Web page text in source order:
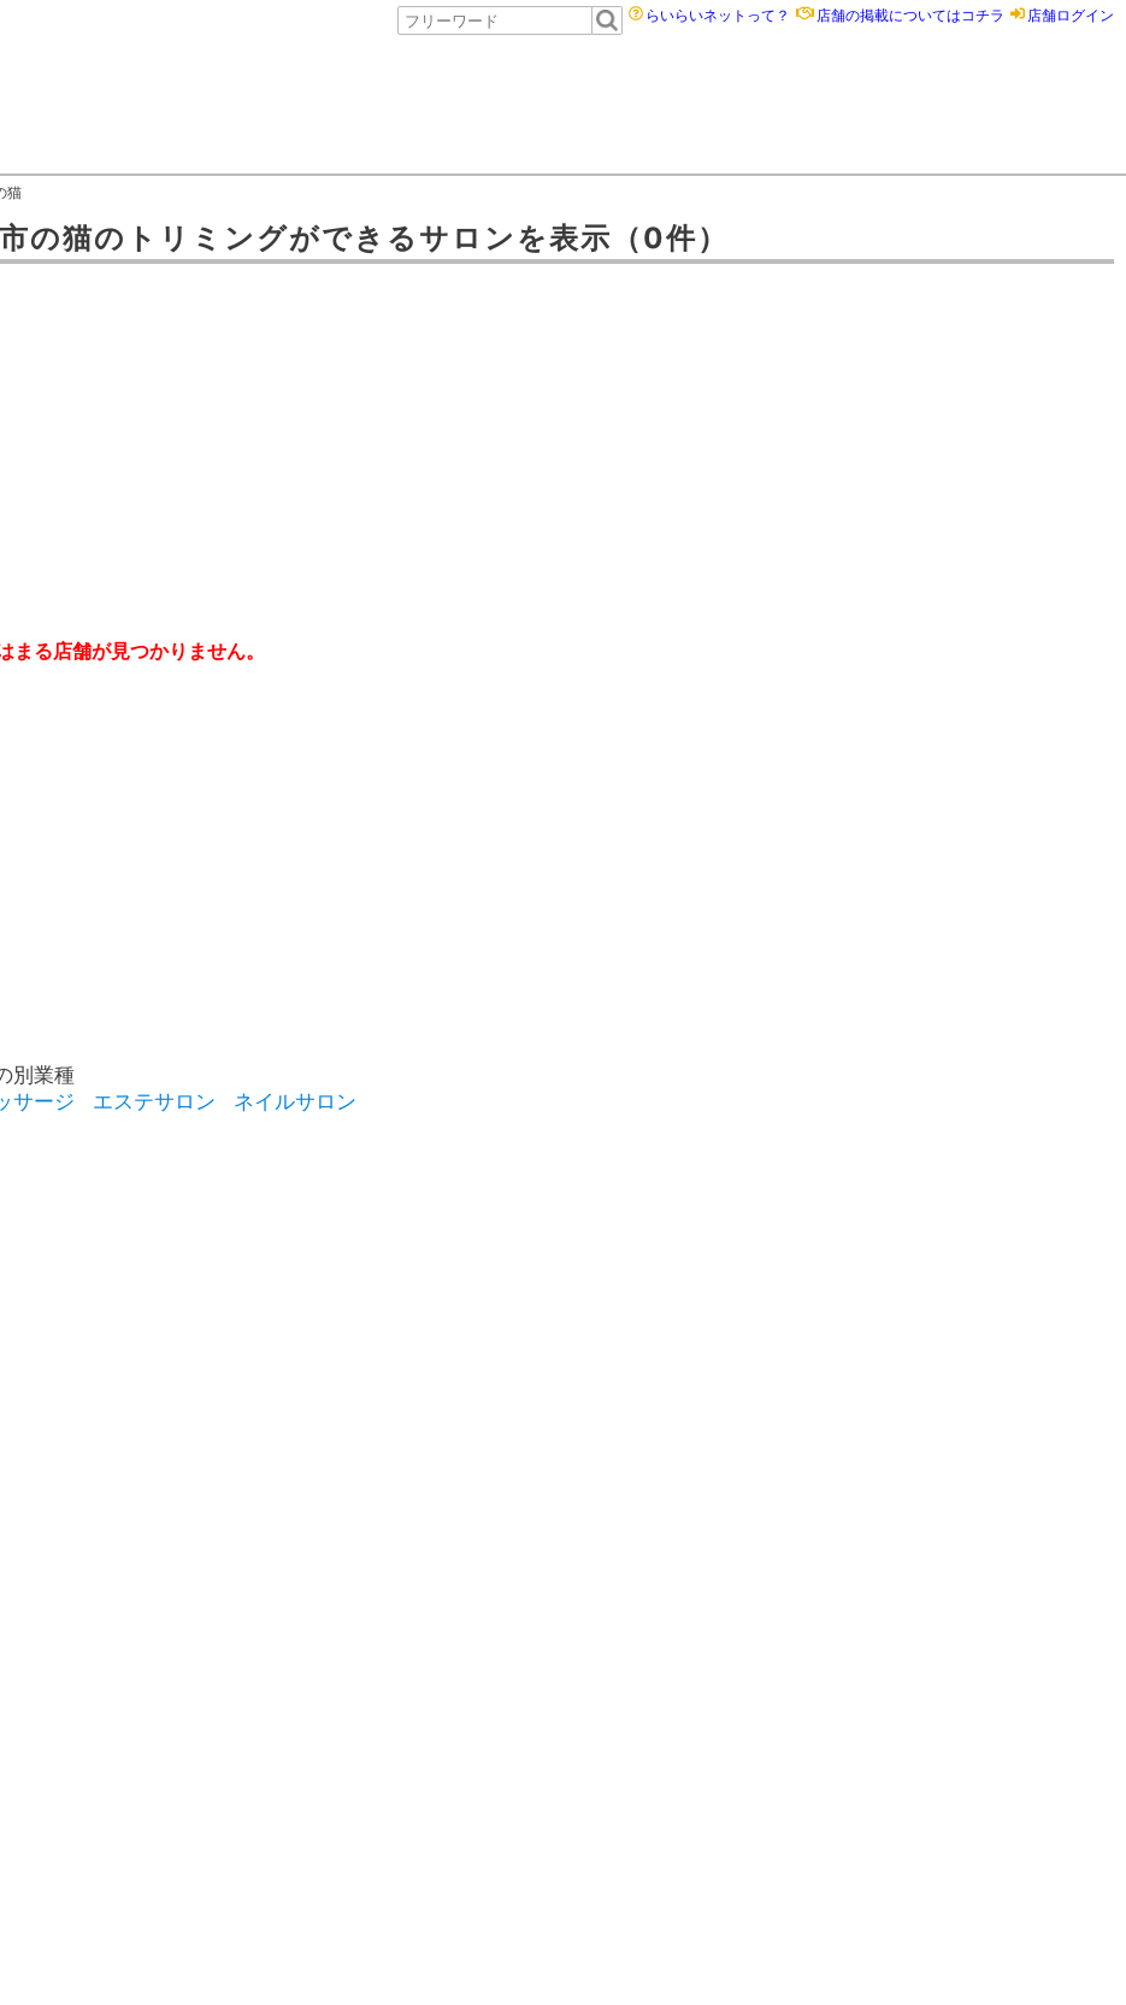
らいらいネットって？ 店舗の掲載についてはコチラ 店舗ログイン
猫
の猫のトリミングができるサロン を表示 （0件）
まる店舗が見つかりません。
別業種
サージ
エステサロン ネイルサロン